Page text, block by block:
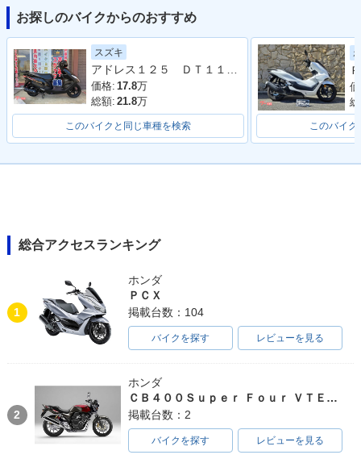
2022年 Django125
Sport・カラーチェ
ンジ
定仕様
2022年 Django125
Evasion・カラーチ
ェンジ
2021年 Django125
2021年 Django125
2021年 Django12
お探しのバイクからのおすすめ
スズキ
アドレス１２５ ＤＴ１１Ａ型 ２０２０年モデル ＬＥＤヘッドライト リアキャリア マルチマウントバー
価格: 17.8万
総額: 21.8万
このバイクと同じ車種を検索 このバイク
総合アクセスランキング
1
ホンダ
ＰＣＸ
掲載台数：104
バイクを探す レビューを見る
2
ホンダ
ＣＢ４００Ｓｕｐｅｒ Ｆｏｕｒ ＶＴＥＣ ＳＰＥＣ３
掲載台数：2
バイクを探す レビューを見る